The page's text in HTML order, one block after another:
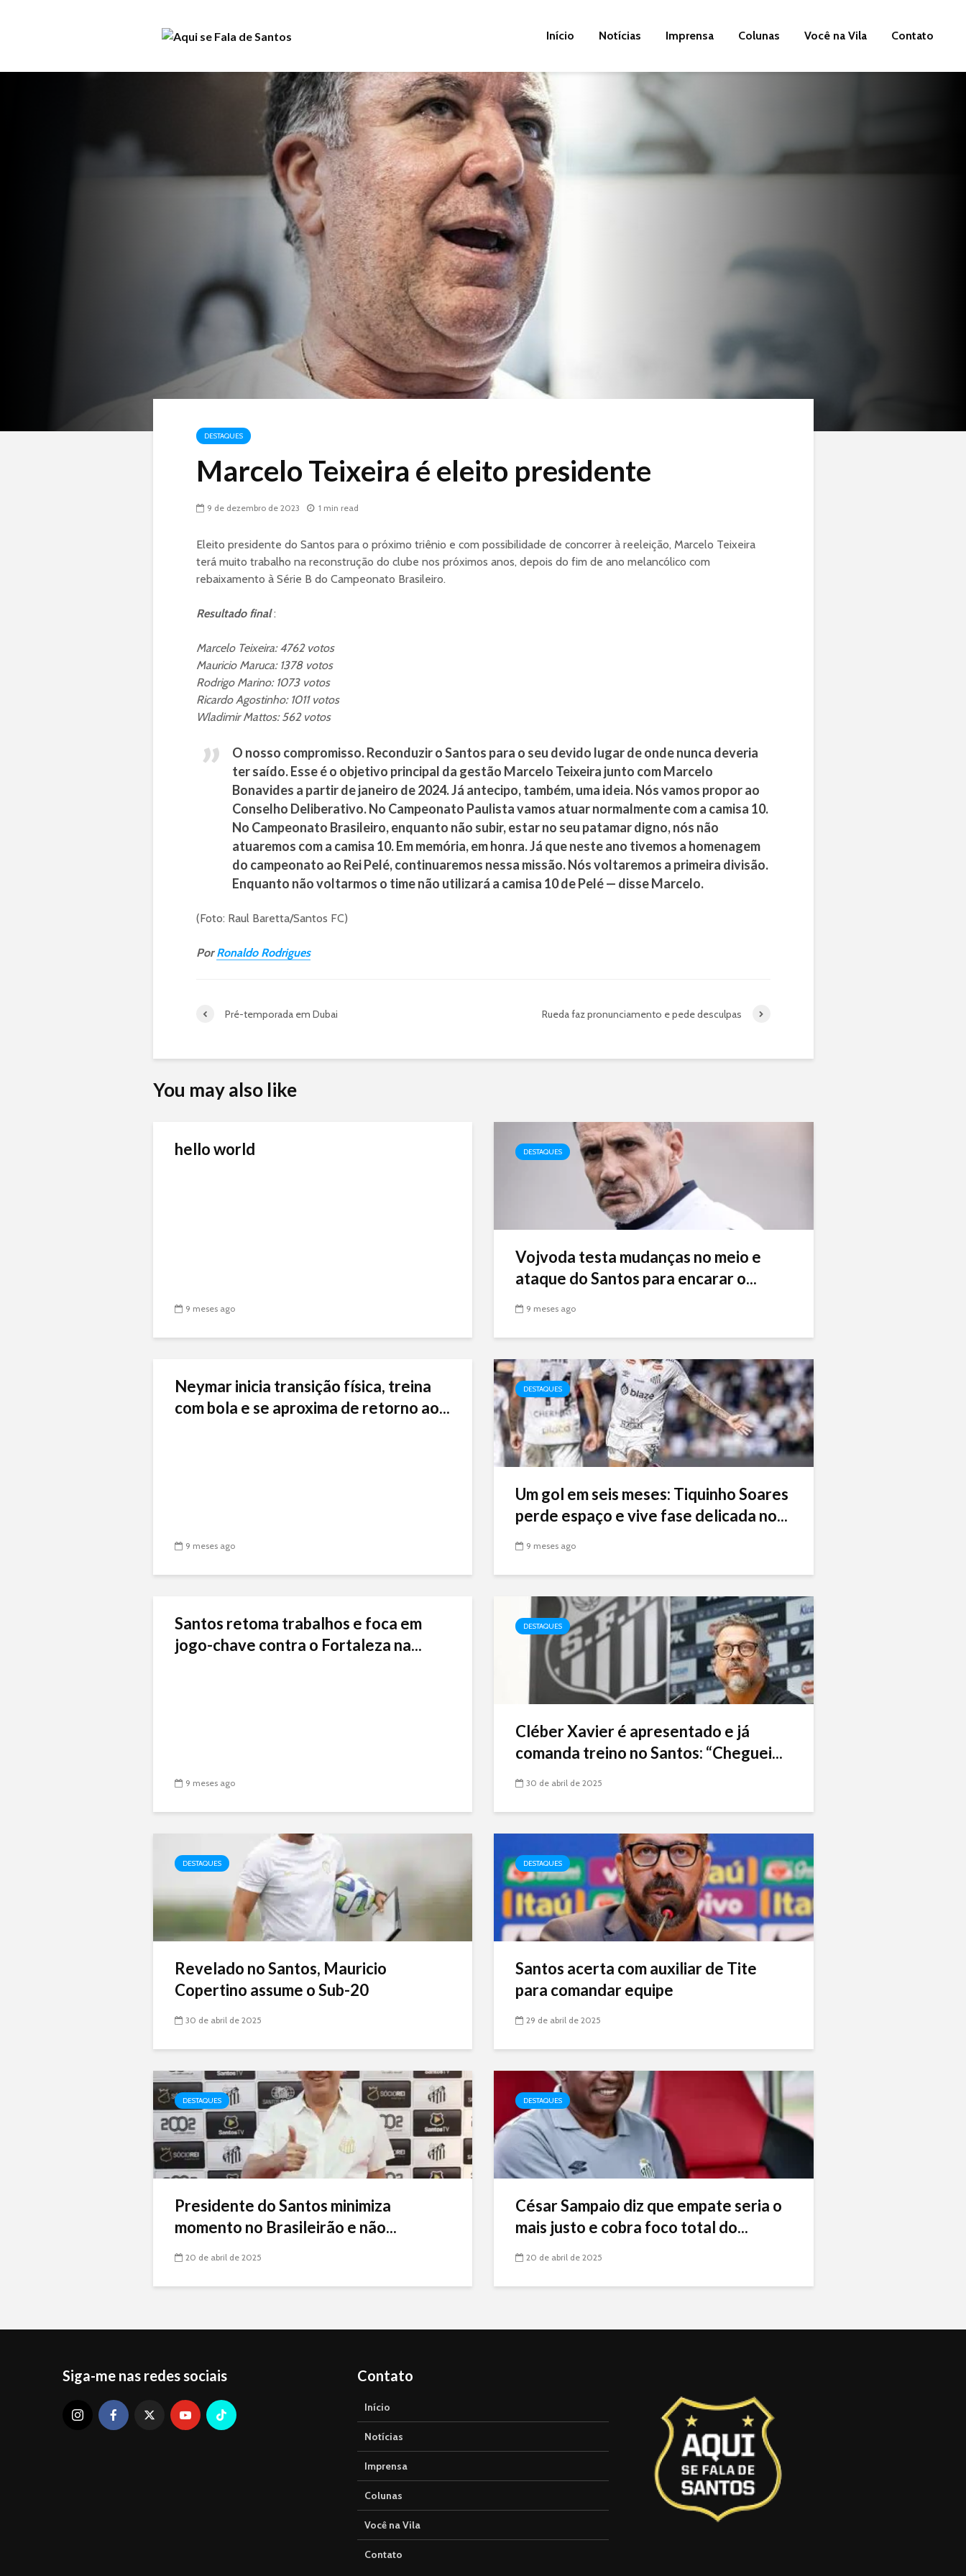
Início Notícias Imprensa Colunas Você na Vila Contato
DESTAQUES
Marcelo Teixeira é eleito presidente
9 de dezembro de 2023 1 min read
Eleito presidente do Santos para o próximo triênio e com possibilidade de concorrer à reeleição, Marcelo Teixeira
terá muito trabalho na reconstrução do clube nos próximos anos, depois do fim de ano melancólico com
rebaixamento à Série B do Campeonato Brasileiro.
Resultado final:
Marcelo Teixeira: 4762 votos
Mauricio Maruca: 1378 votos
Rodrigo Marino: 1073 votos
Ricardo Agostinho: 1011 votos
Wladimir Mattos: 562 votos
O nosso compromisso. Reconduzir o Santos para o seu devido lugar de onde nunca deveria
ter saído. Esse é o objetivo principal da gestão Marcelo Teixeira junto com Marcelo
Bonavides a partir de janeiro de 2024. Já antecipo, também, uma ideia. Nós vamos propor ao
Conselho Deliberativo. No Campeonato Paulista vamos atuar normalmente com a camisa 10.
No Campeonato Brasileiro, enquanto não subir, estar no seu patamar digno, nós não
atuaremos com a camisa 10. Em memória, em honra. Já que neste ano tivemos a homenagem
do campeonato ao Rei Pelé, continuaremos nessa missão. Nós voltaremos a primeira divisão.
Enquanto não voltarmos o time não utilizará a camisa 10 de Pelé — disse Marcelo.
(Foto: Raul Baretta/Santos FC)
PorRonaldo Rodrigues
Pré-temporada em Dubai Rueda faz pronunciamento e pede desculpas
You may also like
hello world
9 meses ago
DESTAQUES
Vojvoda testa mudanças no meio e
ataque do Santos para encarar o...
9 meses ago
Neymar inicia transição física, treina
com bola e se aproxima de retorno ao...
9 meses ago
DESTAQUES
Um gol em seis meses: Tiquinho Soares
perde espaço e vive fase delicada no...
9 meses ago
Santos retoma trabalhos e foca em
jogo-chave contra o Fortaleza na...
9 meses ago
DESTAQUES
Cléber Xavier é apresentado e já
comanda treino no Santos: “Cheguei...
30 de abril de 2025
DESTAQUES
Revelado no Santos, Mauricio
Copertino assume o Sub-20
30 de abril de 2025
DESTAQUES
Santos acerta com auxiliar de Tite
para comandar equipe
29 de abril de 2025
DESTAQUES
Presidente do Santos minimiza
momento no Brasileirão e não...
20 de abril de 2025
DESTAQUES
César Sampaio diz que empate seria o
mais justo e cobra foco total do...
20 de abril de 2025
Siga-me nas redes sociais Contato
Início
Notícias
Imprensa
Colunas
Você na Vila
Contato